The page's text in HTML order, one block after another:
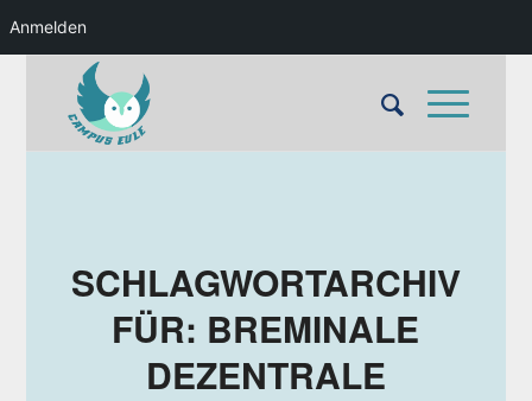
Anmelden
SCHLAGWORTARCHIV
FÜR: BREMINALE
DEZENTRALE